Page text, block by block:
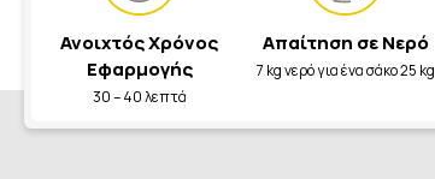
Ανοιχτός Χρόνος
Εφαρμογής
30 – 40 λεπτά
Απαίτηση σε Νερό
7 kg νερό για ένα σάκο 25 kg